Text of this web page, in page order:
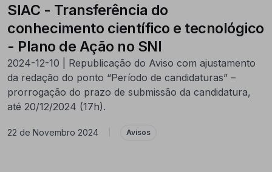
SIAC - Transferência do
conhecimento científico e tecnológico
- Plano de Ação no SNI
2024-12-10 | Republicação do Aviso com ajustamento
da redação do ponto “Período de candidaturas” –
prorrogação do prazo de submissão da candidatura,
até 20/12/2024 (17h).
22 de Novembro 2024 Avisos